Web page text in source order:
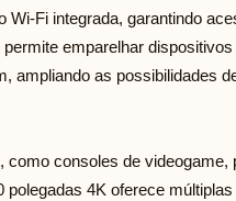
Fi integrada, garantindo
emparelhar
ampliando as possibilidades
como consoles de
polegadas 4K oferece